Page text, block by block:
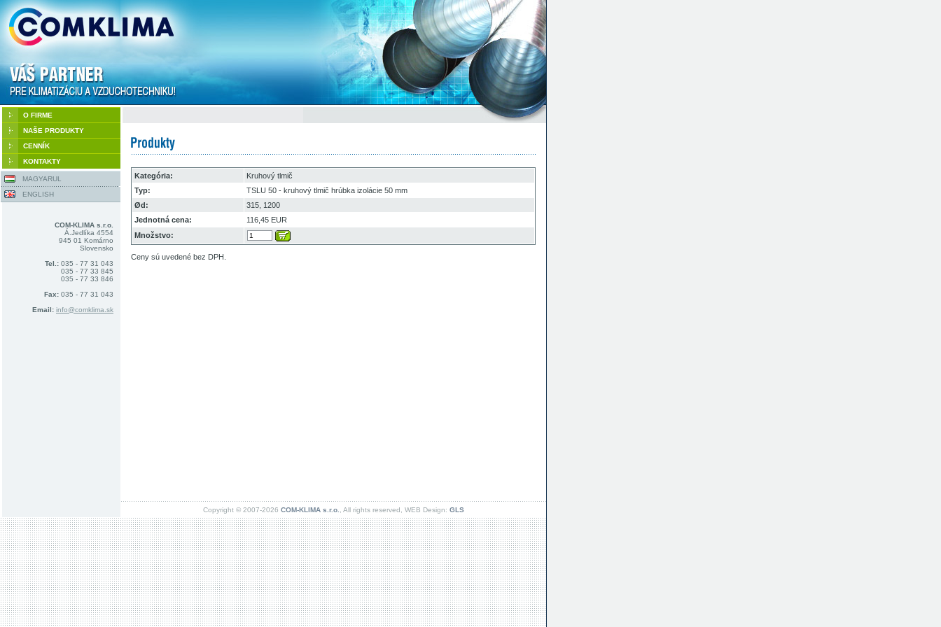
O FIRME
NAŠE PRODUKTY
CENNÍK
KONTAKTY
MAGYARUL
ENGLISH
COM-KLIMA s.r.o.
Á.Jedlíka 4554
945 01 Komárno
Slovensko
Tel.: 035 - 77 31 043
035 - 77 33 845
035 - 77 33 846
Fax: 035 - 77 31 043
Email: info@comklima.sk
Kategória:
Kruhový tlmič
Typ:
TSLU 50 - kruhový tlmič hrúbka izolácie 50 mm
Ød:
315, 1200
Jednotná cena:
116,45 EUR
Množstvo:
Ceny sú uvedené bez DPH.
Copyright © 2007-2026 COM-KLIMA s.r.o. , All rights reserved, WEB Design: GLS